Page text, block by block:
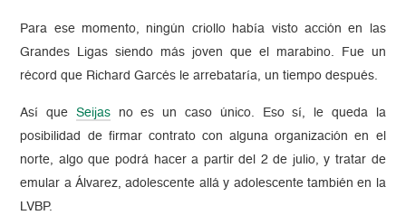
Para ese momento, ningún criollo había visto acción en las
Grandes Ligas siendo más joven que el marabino. Fue un
récord que Richard Garcés le arrebataría, un tiempo después.
Así que Seijasno es un caso único. Eso sí, le queda la
posibilidad de firmar contrato con alguna organización en el
norte, algo que podrá hacer a partir del 2 de julio, y tratar de
emular a Álvarez, adolescente allá y adolescente también en la
LVBP.